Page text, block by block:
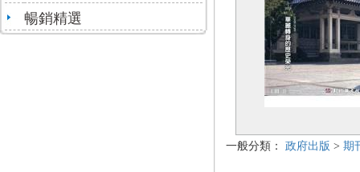
暢銷精選
一般分類： 政府出版 > 期